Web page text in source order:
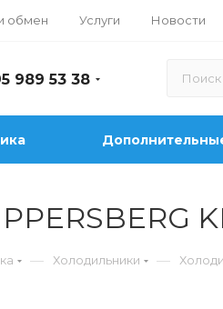
обмен Услуги Новости
989 53 38
— Холодильники —